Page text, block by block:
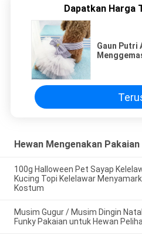
Dapatkan Harga
Gaun Putri
Hewan Mengenakan Pakaian
100g Halloween Pet Sayap
Kucing Topi Kelelawar
Kostum
Musim Gugur / Musim Dingin
Funky Pakaian untuk Hewan